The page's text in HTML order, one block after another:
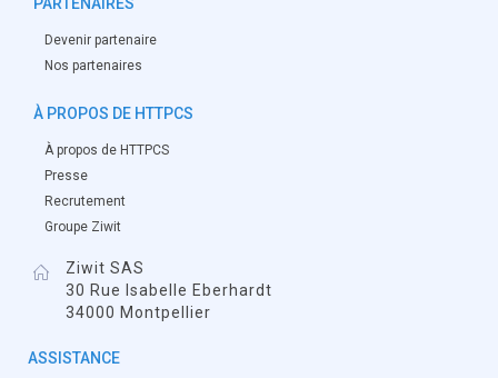
Devenir partenaire
Nos partenaires
À PROPOS DE HTTPCS
À propos de HTTPCS
Presse
Recrutement
Groupe Ziwit
Ziwit SAS
30 Rue Isabelle Eberhardt
34000 Montpellier
ASSISTANCE